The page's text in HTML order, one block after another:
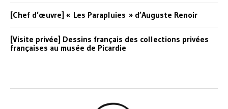
[Chef d’œuvre] « Les Parapluies » d’Auguste Renoir
[Visite privée] Dessins français des collections privées
françaises au musée de Picardie